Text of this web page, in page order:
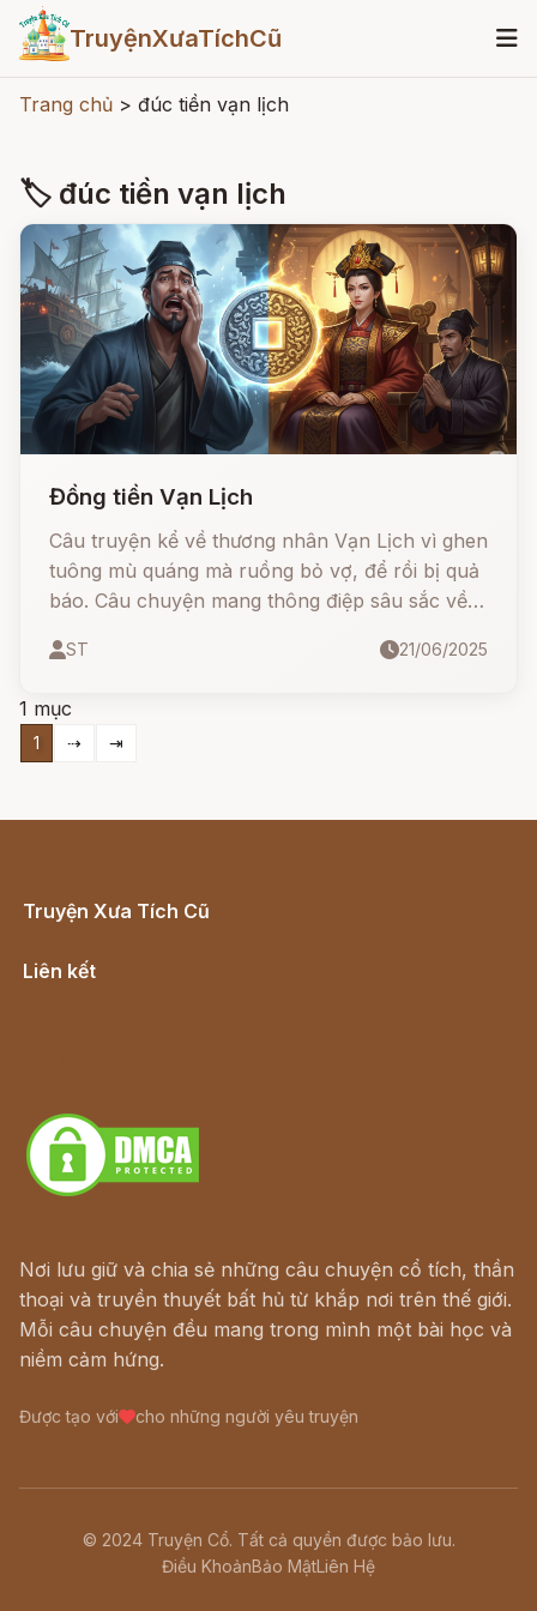
TruyệnXưaTíchCũ
Trang chủ > đúc tiền vạn lịch
🏷 đúc tiền vạn lịch
Đồng tiền Vạn Lịch
Câu truyện kể về thương nhân Vạn Lịch vì ghen
tuông mù quáng mà ruồng bỏ vợ, để rồi bị quả
báo. Câu chuyện mang thông điệp sâu sắc về
hạnh phúc và bài học nhân quả thấm thía.
ST 21/06/2025
1 mục
1 ⇢ ⇥
Truyện Xưa Tích Cũ
Liên kết
Nơi lưu giữ và chia sẻ những câu chuyện cổ tích, thần
thoại và truyền thuyết bất hủ từ khắp nơi trên thế giới.
Mỗi câu chuyện đều mang trong mình một bài học và
niềm cảm hứng.
Được tạo với cho những người yêu truyện
© 2024 Truyện Cổ. Tất cả quyền được bảo lưu.
Điều KhoảnBảo MậtLiên Hệ